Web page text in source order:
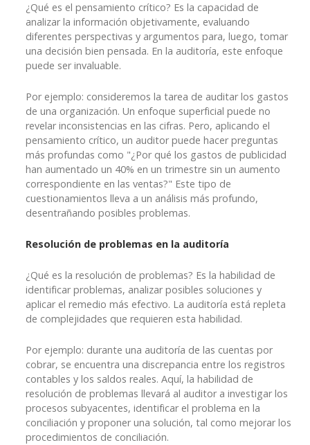
¿Qué es el pensamiento crítico? Es la capacidad de
analizar la información objetivamente, evaluando
diferentes perspectivas y argumentos para, luego, tomar
una decisión bien pensada. En la auditoría, este enfoque
puede ser invaluable.
Por ejemplo: consideremos la tarea de auditar los gastos
de una organización. Un enfoque superficial puede no
revelar inconsistencias en las cifras. Pero, aplicando el
pensamiento crítico, un auditor puede hacer preguntas
más profundas como "¿Por qué los gastos de publicidad
han aumentado un 40% en un trimestre sin un aumento
correspondiente en las ventas?" Este tipo de
cuestionamientos lleva a un análisis más profundo,
desentrañando posibles problemas.
Resolución de problemas en la auditoría
¿Qué es la resolución de problemas? Es la habilidad de
identificar problemas, analizar posibles soluciones y
aplicar el remedio más efectivo. La auditoría está repleta
de complejidades que requieren esta habilidad.
Por ejemplo: durante una auditoría de las cuentas por
cobrar, se encuentra una discrepancia entre los registros
contables y los saldos reales. Aquí, la habilidad de
resolución de problemas llevará al auditor a investigar los
procesos subyacentes, identificar el problema en la
conciliación y proponer una solución, tal como mejorar los
procedimientos de conciliación.